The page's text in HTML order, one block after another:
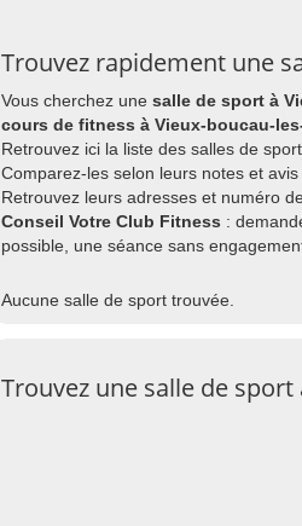
Trouvez rapidement une
Vous cherchez une salle de sport à
cours de fitness à Vieux-boucau-
Retrouvez ici la liste des salles de
Comparez-les selon leurs notes et
Retrouvez leurs adresses et numéro
Conseil Votre Club Fitness :
possible, une séance sans
Aucune salle de sport trouvée.
Trouvez une salle de